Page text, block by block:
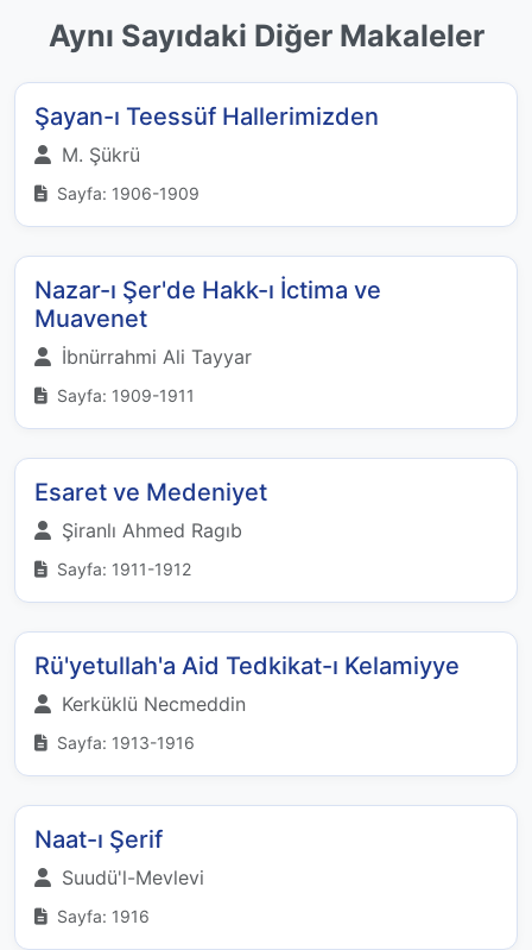
Aynı Sayıdaki Diğer Makaleler
Şayan-ı Teessüf Hallerimizden
M. Şükrü
Sayfa: 1906-1909
Nazar-ı Şer'de Hakk-ı İctima ve
Muavenet
İbnürrahmi Ali Tayyar
Sayfa: 1909-1911
Esaret ve Medeniyet
Şiranlı Ahmed Ragıb
Sayfa: 1911-1912
Rü'yetullah'a Aid Tedkikat-ı Kelamiyye
Kerküklü Necmeddin
Sayfa: 1913-1916
Naat-ı Şerif
Suudü'l-Mevlevi
Sayfa: 1916